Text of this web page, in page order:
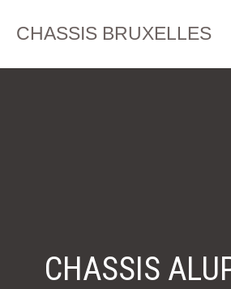
CHASSIS BRUXELLES
CHASSIS